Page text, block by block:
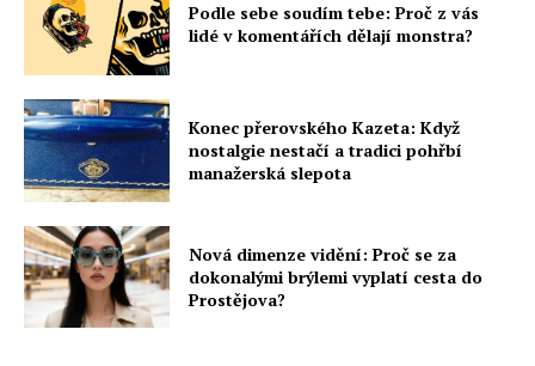
Podle sebe soudím tebe: Proč z vás
lidé v komentářích dělají monstra?
Konec přerovského Kazeta: Když
nostalgie nestačí a tradici pohřbí
manažerská slepota
Nová dimenze vidění: Proč se za
dokonalými brýlemi vyplatí cesta do
Prostějova?